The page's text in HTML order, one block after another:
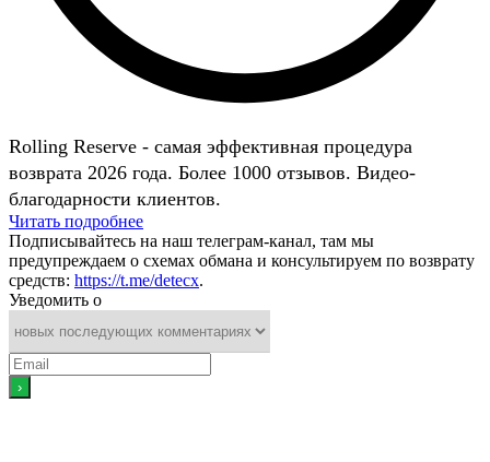
Rolling Reserve - самая эффективная процедура
возврата 2026 года. Более 1000 отзывов. Видео-
благодарности клиентов.
Читать подробнее
Подписывайтесь на наш телеграм-канал, там мы
предупреждаем о схемах обмана и консультируем по возврату
средств: https://t.me/detecx.
Уведомить о